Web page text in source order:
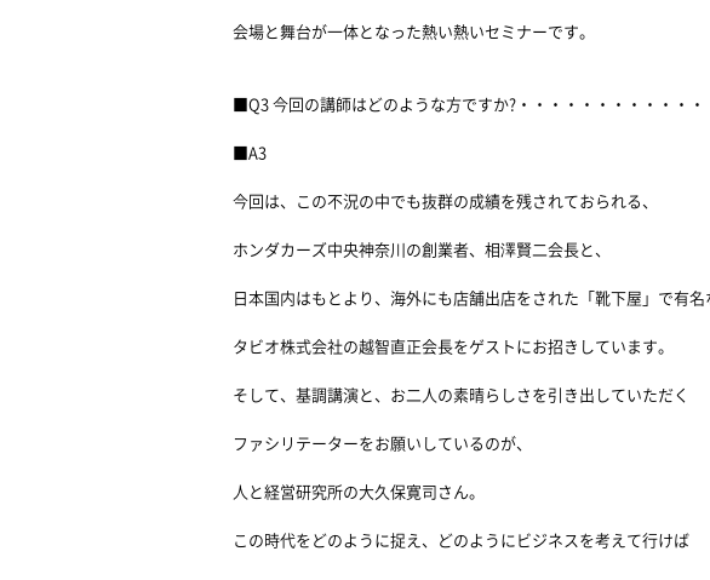
会場と舞台が一体となった熱い熱いセミナーです。
■Q3 今回の講師はどのような方ですか?・・・・・・・・・・・・
■A3
今回は、この不況の中でも抜群の成績を残されておられる、
ホンダカーズ中央神奈川の創業者、相澤賢二会長と、
日本国内はもとより、海外にも店舗出店をされた「靴下屋」で有名
タビオ株式会社の越智直正会長をゲストにお招きしています。
そして、基調講演と、お二人の素晴らしさを引き出していただく
ファシリテーターをお願いしているのが、
人と経営研究所の大久保寛司さん。
この時代をどのように捉え、どのようにビジネスを考えて行けば